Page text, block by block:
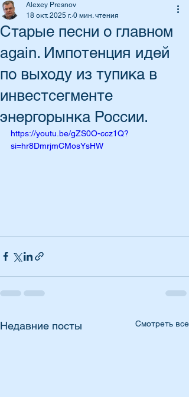
Старые песни о главном
again. Импотенция идей
по выходу из тупика в
инвестсегменте
энергорынка России.
Alexey Presnov
18 окт. 2025 г. 0 мин. чтения
https://youtu.be/gZS0O-ccz1Q?
si=hr8DmrjmCMosYsHW
Недавние посты Смотреть все